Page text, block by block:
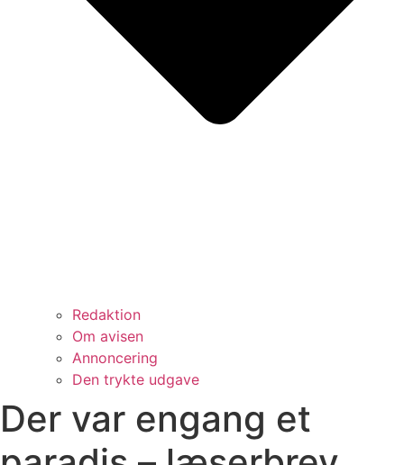
Redaktion
Om avisen
Annoncering
Den trykte udgave
Der var engang et